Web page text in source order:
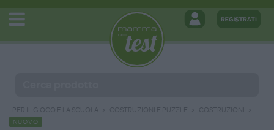
PER IL GIOCO E LA SCUOLA COSTRUZIONI E PUZZLE COSTRUZIONI
NUOVO